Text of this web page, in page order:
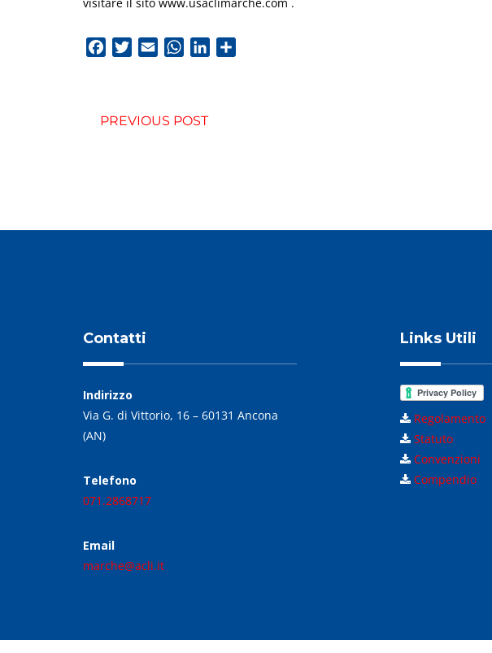
FacebookTwitterEmail WhatsApp
LinkedIn
PREVIOUS POST
Contatti
Indirizzo
Via G. di Vittorio, 16 – 60131 Ancona
(AN)
Telefono
071.2868717
Email
marche@acli.it
Links Utili
Regolamento
Statuto
Convenzioni
Compendio